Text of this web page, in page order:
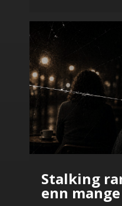
Stalking
enn